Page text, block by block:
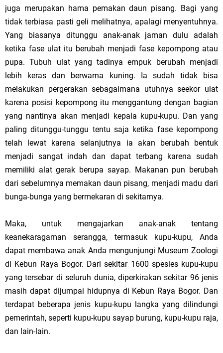
juga merupakan hama pemakan daun pisang. Bagi yang
tidak terbiasa pasti geli melihatnya, apalagi menyentuhnya.
Yang biasanya ditunggu anak-anak jaman dulu adalah
ketika fase ulat itu berubah menjadi fase kepompong atau
pupa. Tubuh ulat yang tadinya empuk berubah menjadi
lebih keras dan berwarna kuning. Ia sudah tidak bisa
melakukan pergerakan sebagaimana utuhnya seekor ulat
karena posisi kepompong itu menggantung dengan bagian
yang nantinya akan menjadi kepala kupu-kupu. Dan yang
paling ditunggu-tunggu tentu saja ketika fase kepompong
telah lewat karena selanjutnya ia akan berubah bentuk
menjadi sangat indah dan dapat terbang karena sudah
memiliki alat gerak berupa sayap. Makanan pun berubah
dari sebelumnya memakan daun pisang, menjadi madu dari
bunga-bunga yang bermekaran di sekitarnya.
Maka, untuk mengajarkan anak-anak tentang
keanekaragaman serangga, termasuk kupu-kupu, Anda
dapat membawa anak Anda mengunjungi Museum Zoologi
di Kebun Raya Bogor. Dari sekitar 1600 spesies kupu-kupu
yang tersebar di seluruh dunia, diperkirakan sekitar 96 jenis
masih dapat dijumpai hidupnya di Kebun Raya Bogor. Dan
terdapat beberapa jenis kupu-kupu langka yang dilindungi
pemerintah, seperti kupu-kupu sayap burung, kupu-kupu raja,
dan lain-lain.